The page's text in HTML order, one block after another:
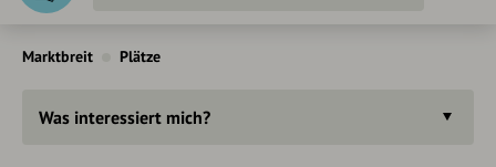
Marktbreit Plätze
Was interessiert mich?